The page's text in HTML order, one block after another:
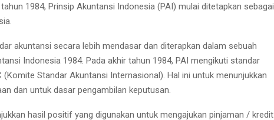
1984, Prinsip Akuntansi Indonesia (PAI) mulai ditetapkan sebagai
akuntansi secara lebih mendasar dan diterapkan dalam sebuah
Indonesia 1984. Pada akhir tahun 1984, PAI mengikuti standar
(Komite Standar Akuntansi Internasional). Hal ini untuk menunjukkan
dan untuk dasar pengambilan keputusan.
hasil positif yang digunakan untuk mengajukan pinjaman / kredit